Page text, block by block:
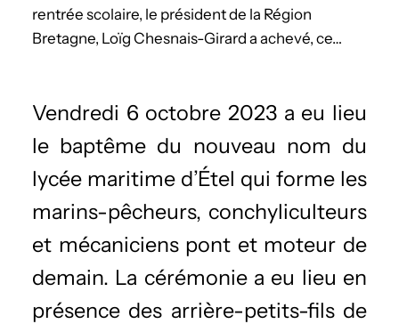
rentrée scolaire, le président de la Région
Bretagne, Loïg Chesnais-Girard a achevé, ce…
Vendredi 6 octobre 2023 a eu lieu
le baptême du nouveau nom du
lycée maritime d’Étel qui forme les
marins-pêcheurs, conchyliculteurs
et mécaniciens pont et moteur de
demain. La cérémonie a eu lieu en
présence des arrière-petits-fils de